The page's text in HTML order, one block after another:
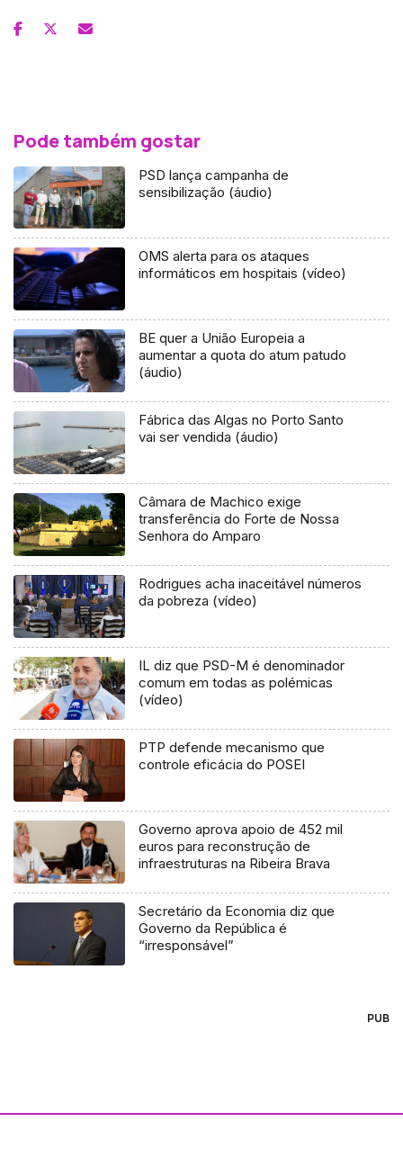
Pode também gostar
PSD lança campanha de
sensibilização (áudio)
OMS alerta para os ataques
informáticos em hospitais (vídeo)
BE quer a União Europeia a
aumentar a quota do atum patudo
(áudio)
Fábrica das Algas no Porto Santo
vai ser vendida (áudio)
Câmara de Machico exige
transferência do Forte de Nossa
Senhora do Amparo
Rodrigues acha inaceitável números
da pobreza (vídeo)
IL diz que PSD-M é denominador
comum em todas as polémicas
(vídeo)
PTP defende mecanismo que
controle eficácia do POSEI
Governo aprova apoio de 452 mil
euros para reconstrução de
infraestruturas na Ribeira Brava
Secretário da Economia diz que
Governo da República é
“irresponsável”
PUB